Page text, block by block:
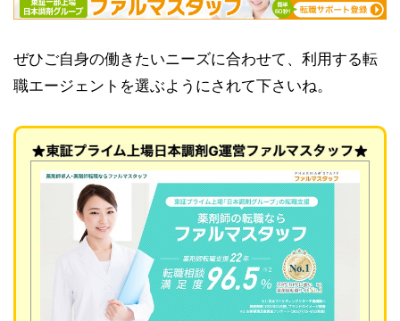
ぜひご自身の働きたいニーズに合わせて、利用する転
職エージェントを選ぶようにされて下さいね。